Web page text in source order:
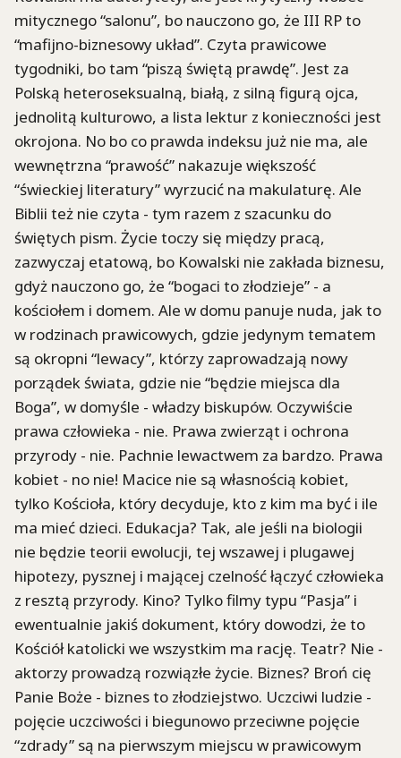
mitycznego “salonu”, bo nauczono go, że III RP to
“mafijno-biznesowy układ”. Czyta prawicowe
tygodniki, bo tam “piszą świętą prawdę”. Jest za
Polską heteroseksualną, białą, z silną figurą ojca,
jednolitą kulturowo, a lista lektur z konieczności jest
okrojona. No bo co prawda indeksu już nie ma, ale
wewnętrzna “prawość” nakazuje większość
“świeckiej literatury” wyrzucić na makulaturę. Ale
Biblii też nie czyta - tym razem z szacunku do
świętych pism. Życie toczy się między pracą,
zazwyczaj etatową, bo Kowalski nie zakłada biznesu,
gdyż nauczono go, że “bogaci to złodzieje” - a
kościołem i domem. Ale w domu panuje nuda, jak to
w rodzinach prawicowych, gdzie jedynym tematem
są okropni “lewacy”, którzy zaprowadzają nowy
porządek świata, gdzie nie “będzie miejsca dla
Boga”, w domyśle - władzy biskupów. Oczywiście
prawa człowieka - nie. Prawa zwierząt i ochrona
przyrody - nie. Pachnie lewactwem za bardzo. Prawa
kobiet - no nie! Macice nie są własnością kobiet,
tylko Kościoła, który decyduje, kto z kim ma być i ile
ma mieć dzieci. Edukacja? Tak, ale jeśli na biologii
nie będzie teorii ewolucji, tej wszawej i plugawej
hipotezy, pysznej i mającej czelność łączyć człowieka
z resztą przyrody. Kino? Tylko filmy typu “Pasja” i
ewentualnie jakiś dokument, który dowodzi, że to
Kościół katolicki we wszystkim ma rację. Teatr? Nie -
aktorzy prowadzą rozwiązłe życie. Biznes? Broń cię
Panie Boże - biznes to złodziejstwo. Uczciwi ludzie -
pojęcie uczciwości i biegunowo przeciwne pojęcie
“zdrady” są na pierwszym miejscu w prawicowym